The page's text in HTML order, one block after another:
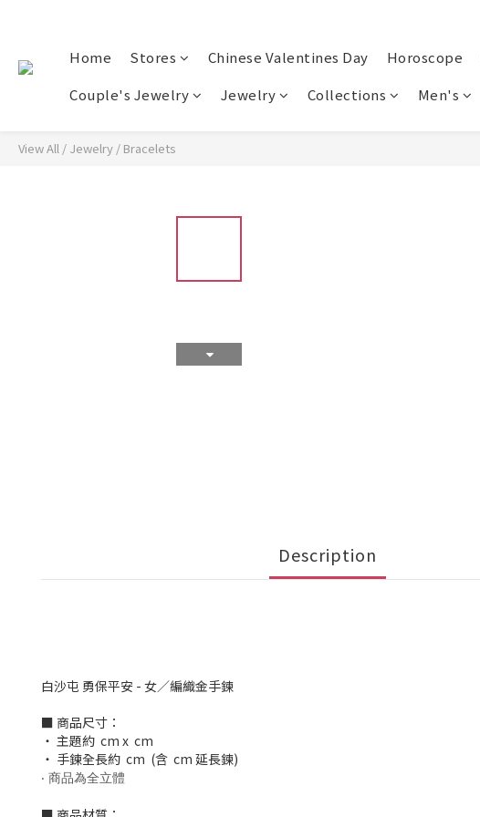
Home Stores Chinese Valentines Day Horoscope
Couple's Jewelry
Jewelry Collections Men's
View All / Jewelry / Bracelets
Description
白沙屯 勇保平安 - 女／編織金手鍊
■ 商品尺寸：
‧ 主題約 cm x cm
‧ 手鍊全長約 cm (含 cm 延長鍊)
‧ 商品為全立體